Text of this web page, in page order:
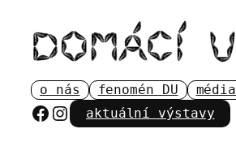
obsah
o nás fenomén DU média
Facebook
Instagram
aktuální výstavy